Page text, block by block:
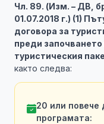
Чл. 89. (Изм. – ДВ,
01.07.2018 г.) (1)
договора за
преди
туристическия
както следва:
20 или повече
програмата: